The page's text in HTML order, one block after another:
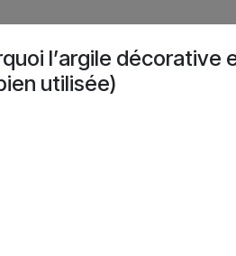
l’argile décorative
utilisée)